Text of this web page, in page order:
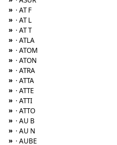
» · AT F
» · AT L
» · AT T
» · ATLA
» · ATOM
» · ATON
» · ATRA
» · ATTA
» · ATTE
» · ATTI
» · ATTO
» · AU B
» · AU N
» · AUBE